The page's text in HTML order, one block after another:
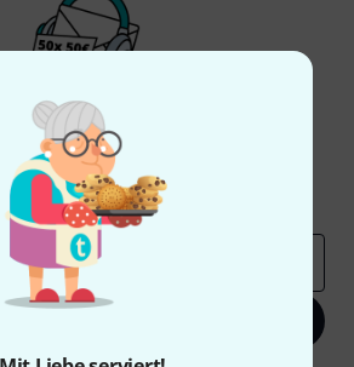
Newsletter
Newsletter und gewinne mit
50 Gutscheinen
Deals